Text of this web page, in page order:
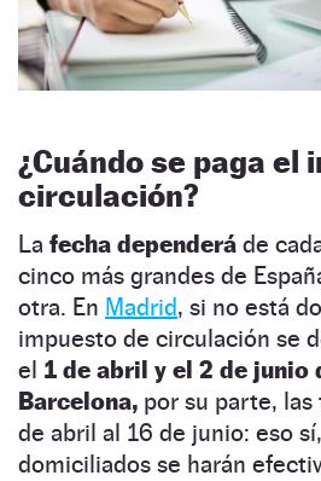
¿Cuándo se paga el
circulación?
La fecha dependerá de
cinco más grandes de
otra. En Madrid, si no está
impuesto de circulación se
el 1 de abril y el 2 de junio
Barcelona, por su parte, las
de abril al 16 de junio: eso
domiciliados se harán